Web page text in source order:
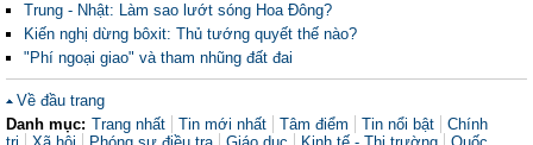
Trung - Nhật: Làm sao lướt sóng Hoa Đông?
Kiến nghị dừng bôxit: Thủ tướng quyết thế nào?
"Phí ngoại giao" và tham nhũng đất đai
Về đầu trang
Danh mục: Trang nhất Tin mới nhất Tâm điểm Tin nổi bật
Chính